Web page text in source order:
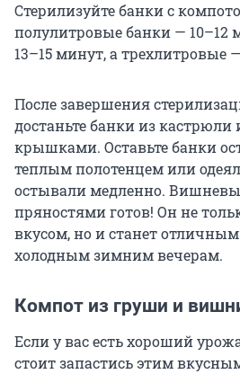
Стерилизуйте банки с
полулитровые банки — 10–12
13–15 минут, а трехлитровые
После завершения
достаньте банки из кастрюли
крышками. Оставьте банки
теплым полотенцем или
остывали медленно.
пряностями готов! Он не
вкусом, но и станет
холодным зимним вечерам.
Компот из груши и
Если у вас есть хороший
стоит запастись этим